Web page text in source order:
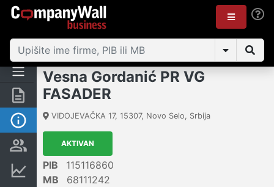
Rezime
Osnovni podaci
Vlasnička struktura
Finansijski podaci
Vesna Gordanić PR VG
FASADER
VIDOJEVAČKA 17, 15307, Novo Selo, Srbija
AKTIVAN
PIB
115116860
MB
68111242